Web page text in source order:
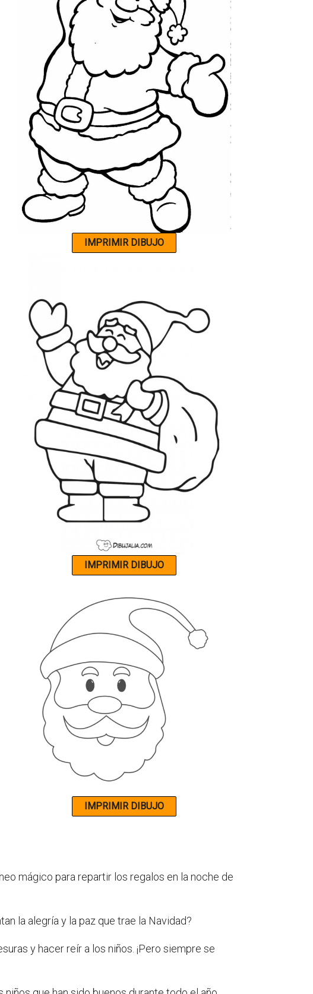
mágico para repartir los regalos en la noche de
la alegría y la paz que trae la Navidad?
y hacer reír a los niños. ¡Pero siempre se